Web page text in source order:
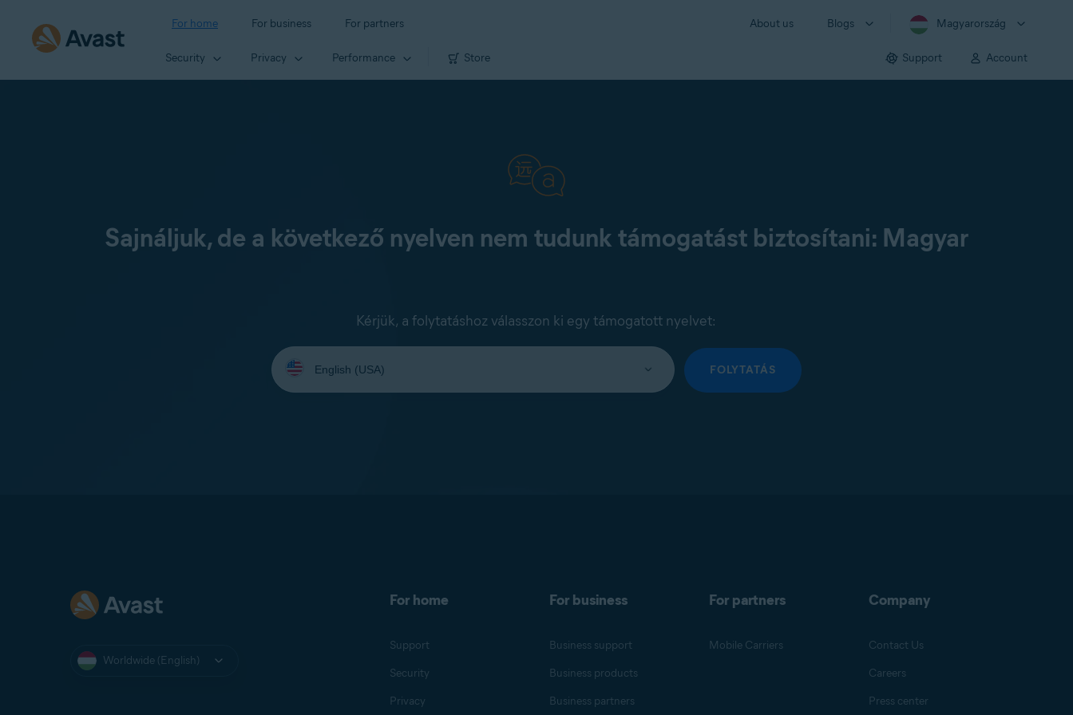
For home For business For partners About us Blogs Magyarország
Security Privacy Performance Store Support Account
Sajnáljuk, de a következő nyelven nem tudunk támogatást biztosítani: Magyar
Kérjük, a folytatáshoz válasszon ki egy támogatott nyelvet:
Select
your
language:
FOLYTATÁS
Worldwide (English)
For home
Support
Security
Privacy
For business
Business support
Business products
Business partners
For partners
Mobile Carriers
Company
Contact Us
Careers
Press center